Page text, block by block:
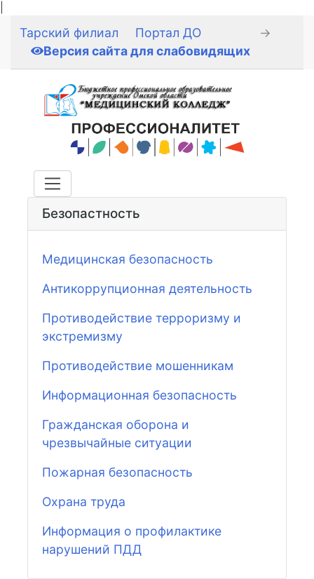
Тарский филиал Портал ДО
→
Версия сайта для слабовидящих
Безопастность
Медицинская безопасность
Антикоррупционная деятельность
Противодействие терроризму и
экстремизму
Противодействие мошенникам
Информационная безопасность
Гражданская оборона и
чрезвычайные ситуации
Пожарная безопасность
Охрана труда
Информация о профилактике
нарушений ПДД